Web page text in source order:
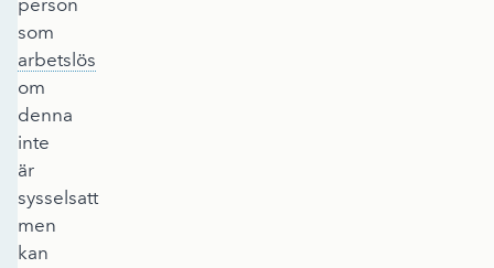
person
som
arbetslös
om
denna
inte
är
sysselsatt
men
kan